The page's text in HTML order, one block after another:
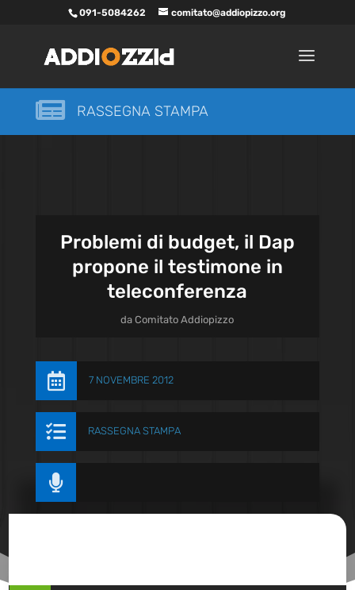
091-5084262 comitato@addiopizzo.org
 RASSEGNA STAMPA
Problemi di budget, il Dap
propone il testimone in
teleconferenza
daComitato Addiopizzo
 7 NOVEMBRE 2012
 RASSEGNA STAMPA
